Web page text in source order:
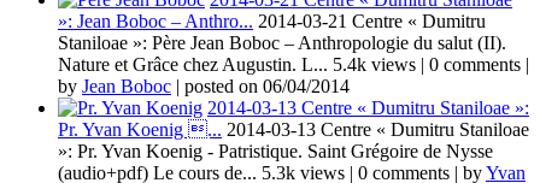
»: Jean Boboc – Anthro... 2014-03-21 Centre « Dumitru
Staniloae »: Père Jean Boboc – Anthropologie du salut (II).
Nature et Grâce chez Augustin. L... 5.4k views | 0 comments |
by Jean Boboc | posted on 06/04/2014
2014-03-13 Centre « Dumitru Staniloae »:
Pr. Yvan Koenig ... 2014-03-13 Centre « Dumitru Staniloae
»: Pr. Yvan Koenig - Patristique. Saint Grégoire de Nysse
(audio+pdf) Le cours de... 5.3k views | 0 comments | byYvan